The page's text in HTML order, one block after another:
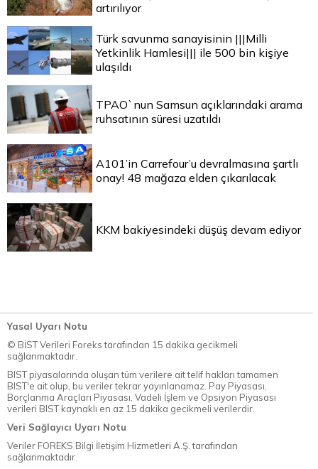
artırılıyor
Türk savunma sanayisinin |||Milli
Yetkinlik Hamlesi||| ile 500 bin kişiye
ulaşıldı
TPAO`nun Samsun açıklarındaki arama
ruhsatının süresi uzatıldı
A101’in Carrefour’u devralmasına şartlı
onay! 48 mağaza elden çıkarılacak
KKM bakiyesindeki düşüş devam ediyor
Yasal Uyarı Notu
© BİST Verileri Foreks tarafından 15 dakika gecikmeli
sağlanmaktadır.
BIST piyasalarında oluşan tüm verilere ait telif hakları tamamen
BIST'e ait olup, bu veriler tekrar yayınlanamaz. Pay Piyasası,
Borçlanma Araçları Piyasası, Vadeli İşlem ve Opsiyon Piyasası
verileri BIST kaynaklı en az 15 dakika gecikmeli verilerdir.
Veri Sağlayıcı Uyarı Notu
Veriler FOREKS Bilgi İletişim Hizmetleri A.Ş. tarafından
sağlanmaktadır.